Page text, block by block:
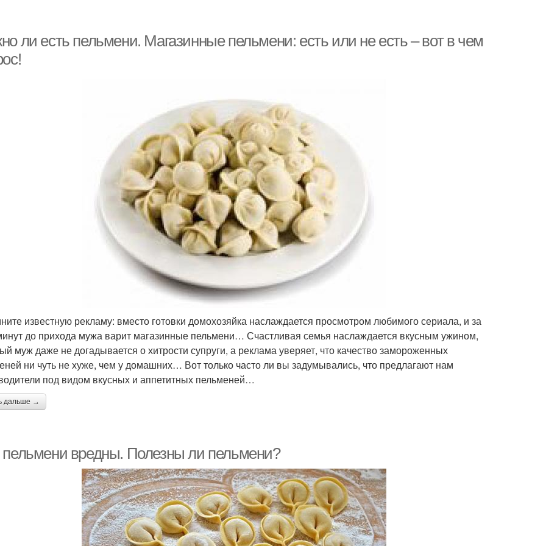
ли есть пельмени. Магазинные пельмени: есть или не есть – вот в чем
известную рекламу: вместо готовки домохозяйка наслаждается просмотром любимого сериала, и за
до прихода мужа варит магазинные пельмени… Счастливая семья наслаждается вкусным ужином,
муж даже не догадывается о хитрости супруги, а реклама уверяет, что качество замороженных
ни чуть не хуже, чем у домашних… Вот только часто ли вы задумывались, что предлагают нам
под видом вкусных и аппетитных пельменей…
дальше →
вредны. Полезны ли пельмени?